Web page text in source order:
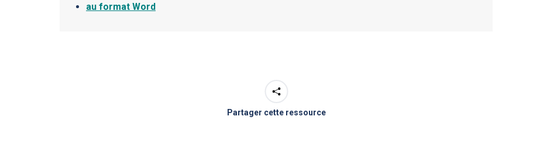
au format Word
Partager cette ressource